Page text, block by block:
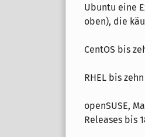
Ubuntu eine
oben), die
CentOS bis
RHEL bis
openSUSE,
Releases bis